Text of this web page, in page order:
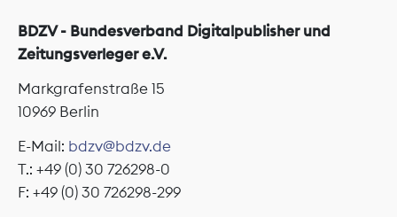
BDZV - Bundesverband Digitalpublisher und
Zeitungsverleger e.V.
Markgrafenstraße 15
10969 Berlin
E-Mail: bdzv@bdzv.de
T.: +49 (0) 30 726298-0
F: +49 (0) 30 726298-299